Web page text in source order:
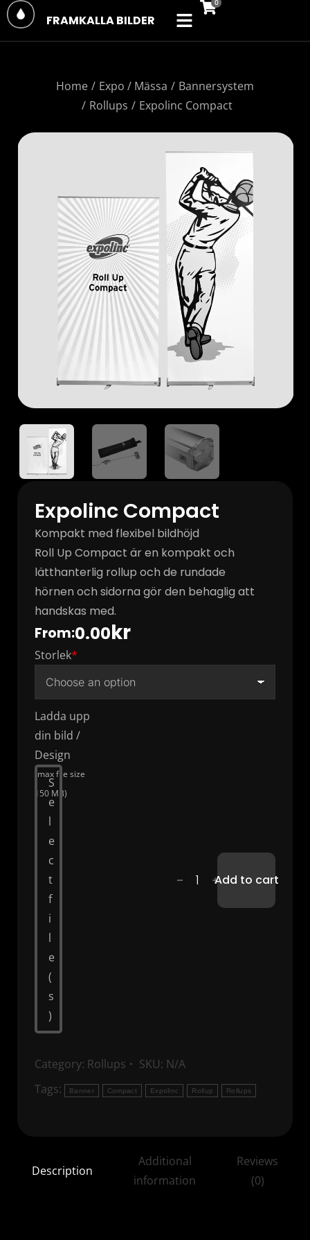
FRAMKALLA BILDER
You are here:
Home Expo / Mässa
Bannersystem
Rollups
Expolinc Compact
Expolinc Compact
Kompakt med flexibel bildhöjd
Roll Up Compact är en kompakt och
lätthanterlig rollup och de rundade
hörnen och sidorna gör den behaglig att
handskas med.
From:0.00kr
*
Storlek
Ladda upp
din bild /
Design
S
e
l
e
c
t
f
i
l
e
(
s
)
(max file size
150 MB)
Add to cart
Category: Rollups SKU: N/A
Tags:
Banner Compact Expolinc Rollup Rollups
Description
Additional
information
Reviews
(0)